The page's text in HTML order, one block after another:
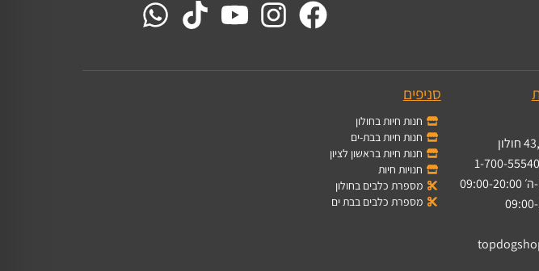
1-700-
סניפים
חנות חיות בחולון
חנות חיות בבת-ים
חנות חיות בראשון לציון
חנויות חיות
מספרת כלבים בחולון
מספרת כלבים בבת ים